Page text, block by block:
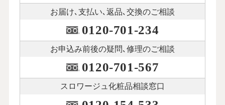
お届け､支払い､ 返品､交換のご相談
0120-701-234
お申込み前後の疑問､修理のご相談
0120-701-567
スロワージュ化粧品相談窓口